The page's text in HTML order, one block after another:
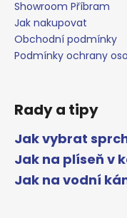
Showroom Příbram
Jak nakupovat
Obchodní podmínky
Podmínky ochrany
Rady a tipy
Jak vybrat
Jak na plíseň v
Jak na vodní